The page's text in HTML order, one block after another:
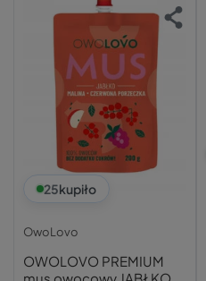
25kupiło
OwoLovo
OWOLOVO PREMIUM